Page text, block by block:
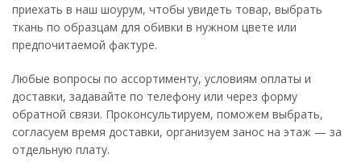
приехать в наш шоурум, чтобы увидеть товар, выбрать
ткань по образцам для обивки в нужном цвете или
предпочитаемой фактуре.
Любые вопросы по ассортименту, условиям оплаты и
доставки, задавайте по телефону или через форму
обратной связи. Проконсультируем, поможем выбрать,
согласуем время доставки, организуем занос на этаж — за
отдельную плату.